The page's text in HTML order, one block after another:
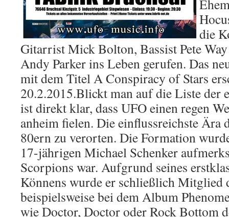
die
Gitarrist Mick Bolton, Bassist Pete
Andy Parker ins Leben gerufen. Das
mit dem Titel A Conspiracy of Stars
20.2.2015.Blickt man auf die Liste der
ist direkt klar, dass UFO einen regen
anheim fielen. Die einflussreichste Ära
80ern zu verorten. Die Formation
17-jährigen Michael Schenker
Scorpions war. Aufgrund seines
Könnens wurde er schließlich Mitglied
beispielsweise bei dem Album
wie Doctor, Doctor oder Rock Bottom